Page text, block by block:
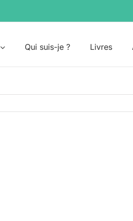
Qui suis-je ? Livres